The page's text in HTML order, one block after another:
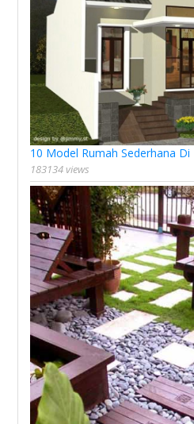
10 Model Rumah Sederhana
183134 views